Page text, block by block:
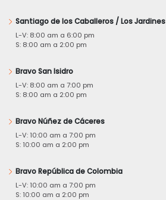
Santiago de los Caballeros / Los Jardines
L-V: 8:00 am a 6:00 pm
S: 8:00 am a 2:00 pm
Bravo San Isidro
L-V: 8:00 am a 7:00 pm
S: 8:00 am a 2:00 pm
Bravo Núñez de Cáceres
L-V: 10:00 am a 7:00 pm
S: 10:00 am a 2:00 pm
Bravo República de Colombia
L-V: 10:00 am a 7:00 pm
S: 10:00 am a 2:00 pm